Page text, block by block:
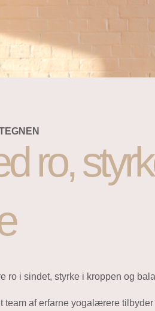
ro,
ro i sindet, styrke i kroppen og
af erfarne yogalærere